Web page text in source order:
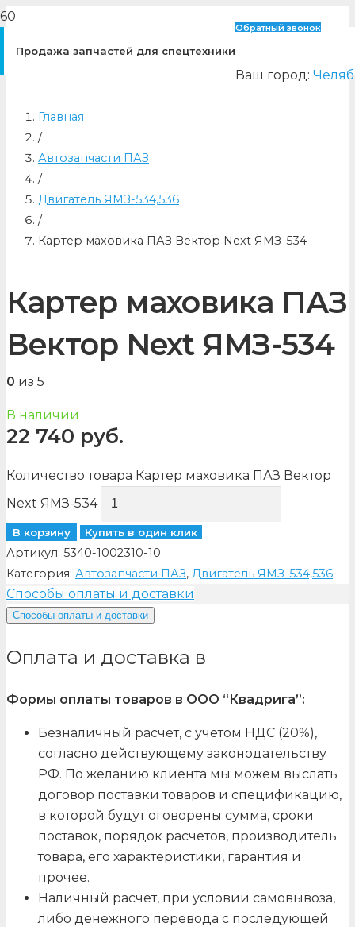
Продажа запчастей для спецтехники
Обратный звонок
Ваш город:
Главная
/
Автозапчасти ПАЗ
/
Двигатель ЯМЗ-534,536
/
Картер маховика ПАЗ Вектор Next ЯМЗ-534
Картер маховика ПАЗ
Вектор Next ЯМЗ-534
0 из 5
В наличии
22 740 руб.
Количество товара Картер маховика ПАЗ Вектор
Next ЯМЗ-534
В корзину Купить в один клик
Артикул: 5340-1002310-10
Категория: Автозапчасти ПАЗ, Двигатель ЯМЗ-534,536
Способы оплаты и доставки
Способы оплаты и доставки
Оплата и доставка в
Формы оплаты товаров в ООО “Квадрига”:
Безналичный расчет, с учетом НДС (20%),
согласно действующему законодательству
РФ. По желанию клиента мы можем выслать
договор поставки товаров и спецификацию,
в которой будут оговорены сумма, сроки
поставок, порядок расчетов, производитель
товара, его характеристики, гарантия и
прочее.
Наличный расчет, при условии самовывоза,
либо денежного перевода с последующей